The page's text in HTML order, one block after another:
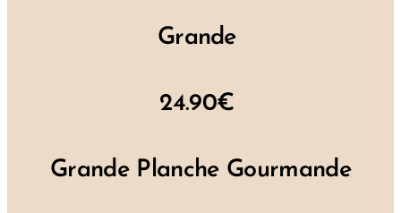
Grande
24.90€
Grande Planche Gourmande